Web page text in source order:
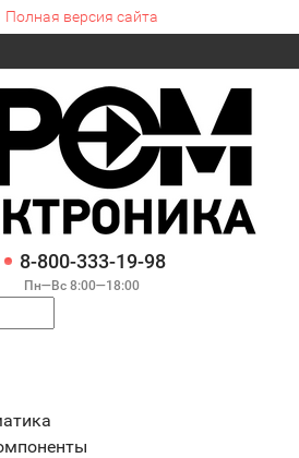
Полная версия сайта
8-800-333-19-98
Пн—Вс 8:00—18:00